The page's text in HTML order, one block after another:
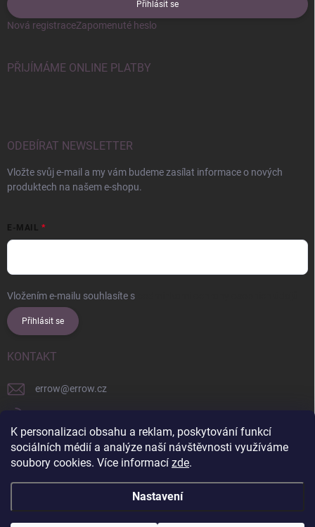
K personalizaci obsahu a reklam, poskytování funkcí
sociálních médií a analýze naší návštěvnosti využíváme
soubory cookies. Více informací zde.
Nastavení
Přihlásit se
Nová registraceZapomenuté heslo
PŘIJÍMÁME ONLINE PLATBY
ODEBÍRAT NEWSLETTER
Vložte svůj e-mail a my vám budeme zasílat informace o nových
produktech na našem e-shopu.
E-MAIL
Vložením e-mailu souhlasíte s
Přihlásit se
KONTAKT
errow@errow.cz
explore/locations/957228892/